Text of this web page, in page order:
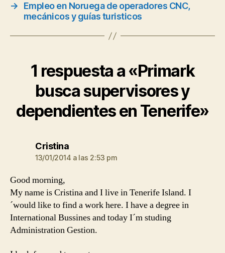
→
Empleo en Noruega de operadores CNC,
mecánicos y guías turisticos
1 respuesta a «Primark
busca supervisores y
dependientes en Tenerife»
Cristinadice:
13/01/2014 a las 2:53 pm
Good morning,
My name is Cristina and I live in Tenerife Island. I
´would like to find a work here. I have a degree in
International Bussines and today I´m studing
Administration Gestion.